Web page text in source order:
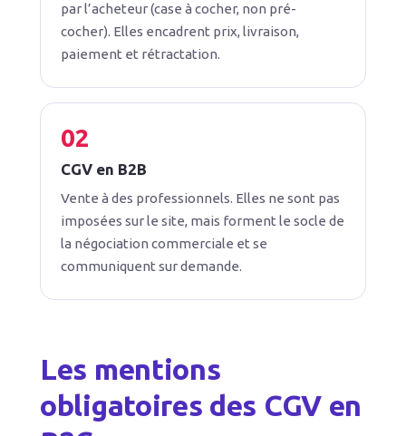
par l’acheteur (case à cocher, non pré-
cocher). Elles encadrent prix, livraison,
paiement et rétractation.
CGV en B2B
Vente à des professionnels. Elles ne sont pas
imposées sur le site, mais forment le socle de
la négociation commerciale et se
communiquent sur demande.
Les mentions
obligatoires des CGV en